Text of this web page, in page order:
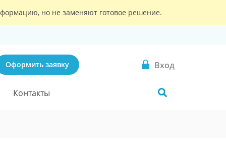
но не заменяют готовое решение.
Оформить заявку Вход
Контакты